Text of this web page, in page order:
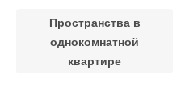
Пространства в
однокомнатной
квартире